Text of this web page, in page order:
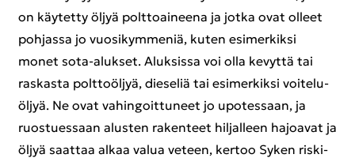
on käy­tet­ty öljyä polt­toai­nee­na ja jotka ovat ol­leet
poh­jas­sa jo vuo­si­kym­me­niä, kuten esi­mer­kik­si
monet sota-​alukset. Aluk­sis­sa voi olla ke­vyt­tä tai
ras­kas­ta polt­to­öl­jyä, die­se­liä tai esi­mer­kik­si voi­te­lu­
öl­jyä. Ne ovat va­hin­goit­tu­neet jo upo­tes­saan, ja
ruos­tues­saan alus­ten ra­ken­teet hil­jal­leen ha­joa­vat ja
öljyä saat­taa alkaa valua ve­teen, ker­too Syken ris­ki­